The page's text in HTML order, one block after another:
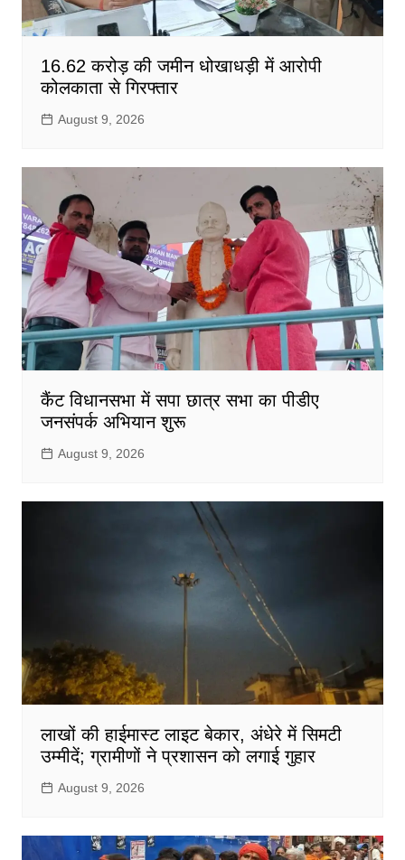
16.62 करोड़ की जमीन धोखाधड़ी में आरोपी
कोलकाता से गिरफ्तार
August 9, 2026
कैंट विधानसभा में सपा छात्र सभा का पीडीए
जनसंपर्क अभियान शुरू
August 9, 2026
लाखों की हाईमास्ट लाइट बेकार, अंधेरे में सिमटी
उम्मीदें; ग्रामीणों ने प्रशासन को लगाई गुहार
August 9, 2026